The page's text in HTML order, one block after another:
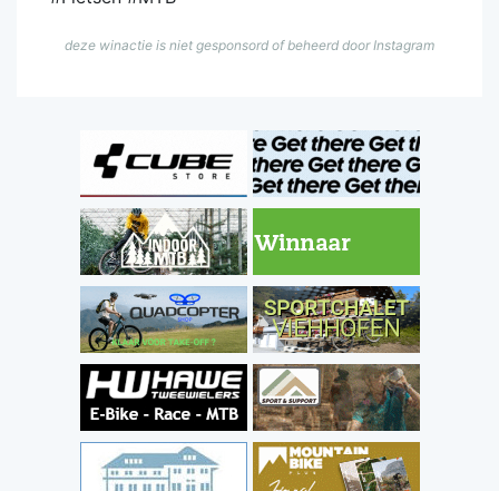
deze winactie is niet gesponsord of beheerd door Instagram